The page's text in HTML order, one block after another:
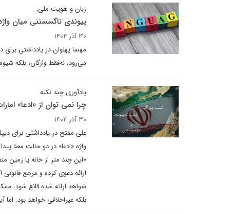
زبان و هویت ملی:
پیوندی ناگسستنی میان
۳۰ آذر ۱۴۰۴
مهسا پهلوان در یادداشتی برای
می‌رود، نه‌فقط واژگان، بلکه
یادآوری چند نکته
چرا نمی توان از «ادعا»
۳۰ آذر ۱۴۰۴
علی مفتح در یادداشتی برای
واژه «ادعا» در دو حالت معنا
«این چند متر از خانه یا زمین
ارائه دعوی کرده و مرجع
شواهد ارائه‌ شده قانع شود،
بلکه غیراخلاقی خواهد بود.